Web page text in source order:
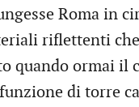
Roma in
riflettenti
ormai il
di torre